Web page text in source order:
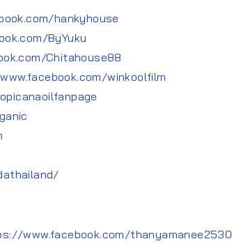
hankyhouse
ByYuku
Chitahouse88
winkoolfilm
www.facebook.com/thanyamanee2530